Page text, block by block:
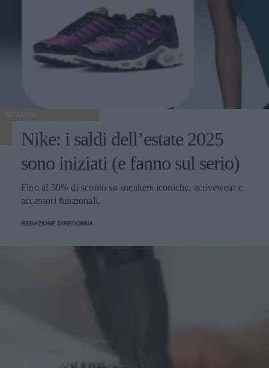
SCARPE
Nike: i saldi dell’estate 2025
sono iniziati (e fanno sul serio)
Fino al 50% di sconto su sneakers iconiche, activewear e
accessori funzionali.
REDAZIONE DIREDONNA